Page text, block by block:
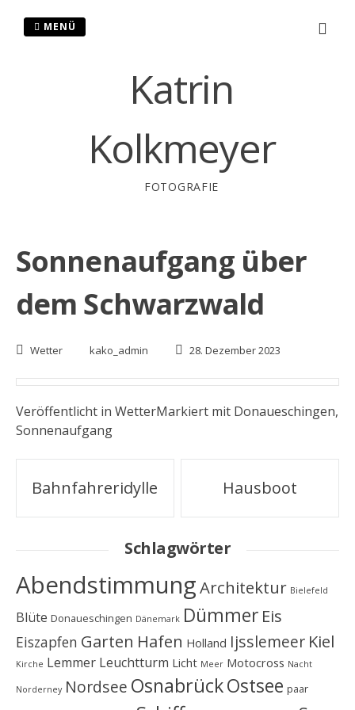
Katrin
Kolkmeyer
FOTOGRAFIE
MENÜ
Sonnenaufgang über
dem Schwarzwald
Wetter kako_admin 28. Dezember 2023
Veröffentlicht in WetterMarkiert mit Donaueschingen,
Sonnenaufgang
Artikel-
Bahnfahreridylle Hausboot
Schlagwörter
AbendstimmungArchitektur Bielefeld
Blüte Donaueschingen Dänemark Dümmer Eis
Eiszapfen Garten Hafen Holland Ijsslemeer Kiel
Kirche Lemmer Leuchtturm Licht Meer Motocross Nacht
Norderney Nordsee OsnabrückOstsee paar